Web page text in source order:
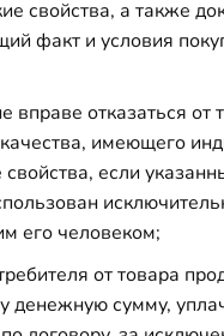
свойства, а также
факт и условия
вправе отказаться от
имеющего
если
его человеком;
от товара
денежную сумму,